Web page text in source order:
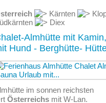
Kärnten
Diex
Almhütte mit
Hund - Berghütte-
im sonnen reichsten
Österreichs mit W-Lan.